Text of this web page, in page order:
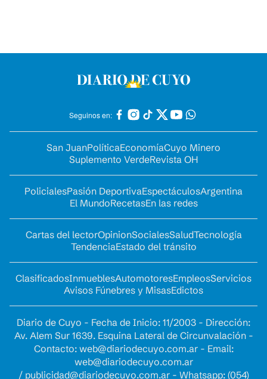
Seguinos en:
San JuanPolíticaEconomíaCuyo Minero
Suplemento VerdeRevista OH
PolicialesPasión DeportivaEspectáculosArgentina
El MundoRecetasEn las redes
Cartas del lectorOpinionSocialesSaludTecnología
TendenciaEstado del tránsito
ClasificadosInmueblesAutomotoresEmpleosServicios
Avisos Fúnebres y MisasEdictos
Diario de Cuyo - Fecha de Inicio: 11/2003 - Dirección:
Av. Alem Sur 1639. Esquina Lateral de Circunvalación -
Contacto: web@diariodecuyo.com.ar- Email:
web@diariodecuyo.com.ar
/ publicidad@diariodecuyo.com.ar- Whatsapp: (054)